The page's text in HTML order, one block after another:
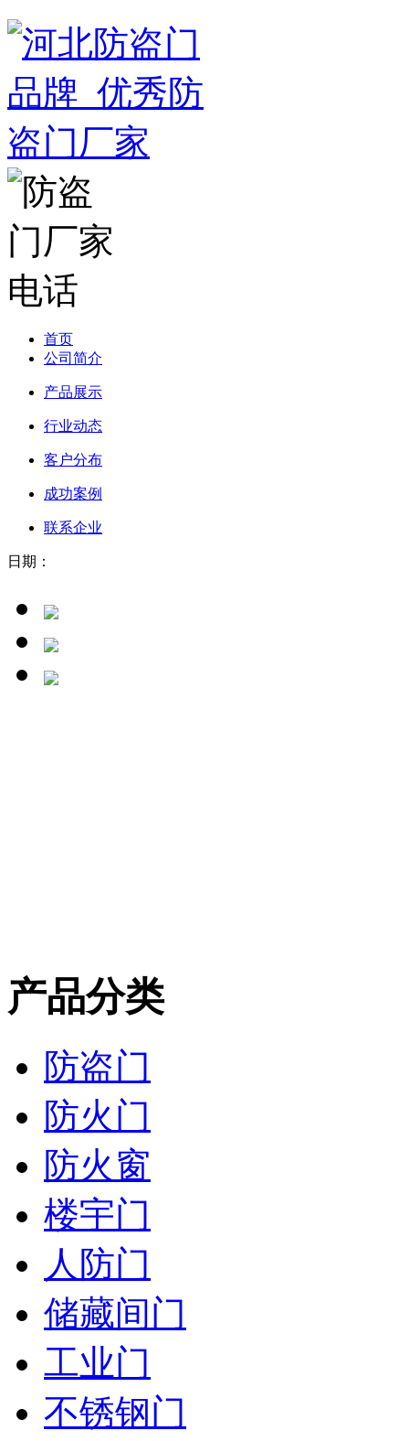
首页
公司简介
产品展示
行业动态
客户分布
成功案例
联系企业
日期：
产品分类
防盗门
防火门
防火窗
楼宇门
人防门
储藏间门
工业门
不锈钢门